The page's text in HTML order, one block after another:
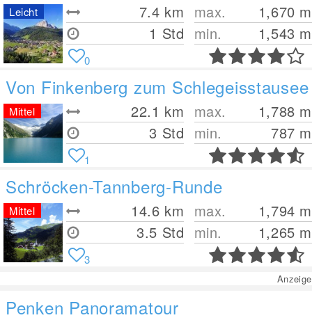
7.4 km
1 Std
max. 1,670 m
min.
1,543 m
Leicht
0
Von Finkenberg zum Schlegeisstausee
22.1 km
3 Std
max. 1,788 m
min.
787 m
Mittel
1
Schröcken-Tannberg-Runde
14.6 km
3.5 Std
max. 1,794 m
min.
1,265 m
Mittel
3
Anzeige
Penken Panoramatour